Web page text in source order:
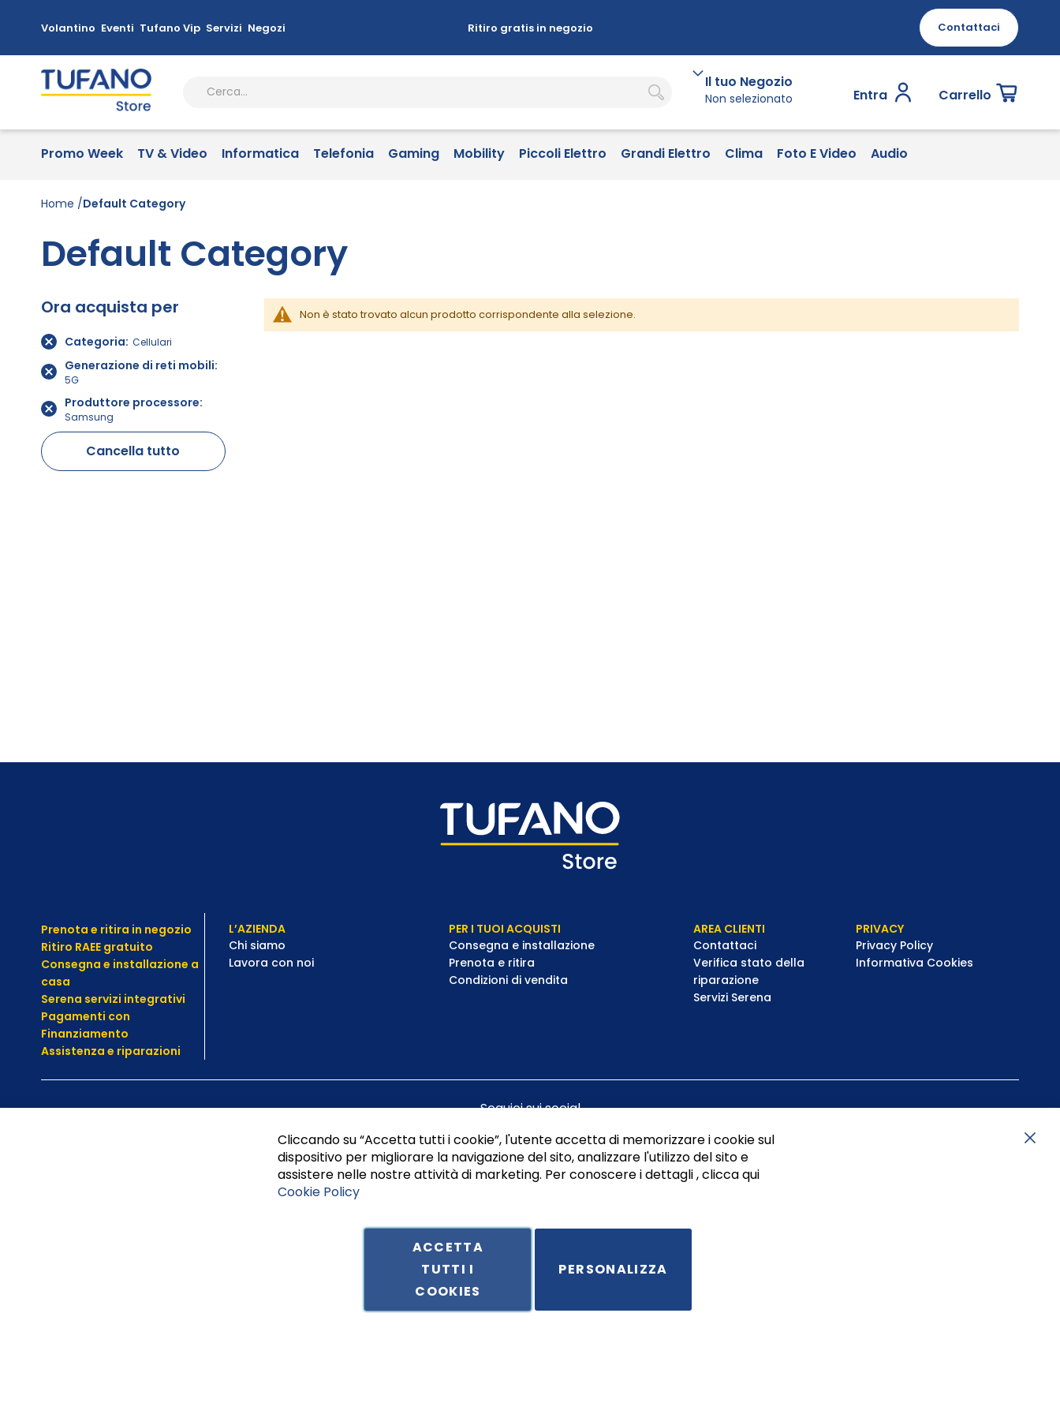
Volantino Eventi Tufano Vip Servizi Negozi Ritiro gratis in negozio Contattaci
Il tuo Negozio
Non selezionato Entra Carrello
Promo Week TV & Video Informatica Telefonia Gaming Mobility Piccoli Elettro Grandi Elettro Clima Foto E Video Audio
Home Default Category
Default Category
Non è stato trovato alcun prodotto corrispondente alla selezione.
Ora acquista per
Categoria Cellulari
Generazione di reti mobili
5G
Produttore processore
Samsung
Cancella tutto
Prenota e ritira in negozio
Ritiro RAEE gratuito
Consegna e installazione a
casa
Serena servizi integrativi
Pagamenti con
Finanziamento
Assistenza e riparazioni
L’AZIENDA
Chi siamo
Lavora con noi
PER I TUOI ACQUISTI
Consegna e installazione
Prenota e ritira
Condizioni di vendita
AREA CLIENTI
Contattaci
Verifica stato della
riparazione
Servizi Serena
PRIVACY
Privacy Policy
Informativa Cookies
Seguici sui social
Tufano Teresa S.r.l’. Cap. Soc. i.v. € 312.000,00 - Sede legale in Via Principe di Piemonte 199, cap. 80026 Casoria (NA) - C.F. 05834470634 - P.I. 01465221214, iscritta alla C.C.I.A.A.
Cliccando su “Accetta tutti i cookie”, l'utente accetta di memorizzare i cookie sul
dispositivo per migliorare la navigazione del sito, analizzare l'utilizzo del sito e
assistere nelle nostre attività di marketing. Per conoscere i dettagli , clicca qui
Cookie Policy
ACCETTA
TUTTI I
COOKIES
PERSONALIZZA